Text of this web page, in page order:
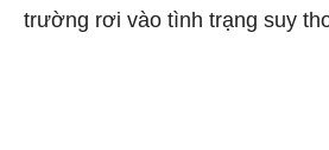
trường rơi vào tình trạng suy